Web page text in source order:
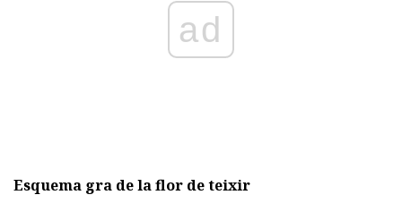
ad
Esquema gra de la flor de teixir